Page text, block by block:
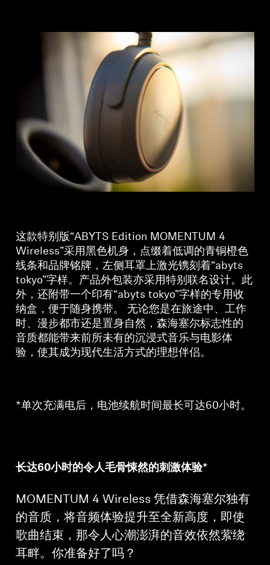
这款特别版“ABYTS Edition MOMENTUM 4
Wireless”采用黑色机身，点缀着低调的青铜橙色
线条和品牌铭牌，左侧耳罩上激光镌刻着“abyts
tokyo”字样。产品外包装亦采用特别联名设计。此
外，还附带一个印有“abyts tokyo”字样的专用收
纳盒，便于随身携带。 无论您是在旅途中、工作
时、漫步都市还是置身自然，森海塞尔标志性的
音质都能带来前所未有的沉浸式音乐与电影体
验，使其成为现代生活方式的理想伴侣。
*单次充满电后，电池续航时间最长可达60小时。
长达60小时的令人毛骨悚然的刺激体验*
MOMENTUM 4 Wireless 凭借森海塞尔独有
的音质，将音频体验提升至全新高度，即使
歌曲结束，那令人心潮澎湃的音效依然萦绕
耳畔。你准备好了吗？